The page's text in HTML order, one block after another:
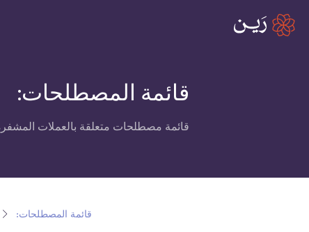
قائمة المصطلحات:
قائمة مصطلحات متعلقة بالعملات
قائمة المصطلحات: